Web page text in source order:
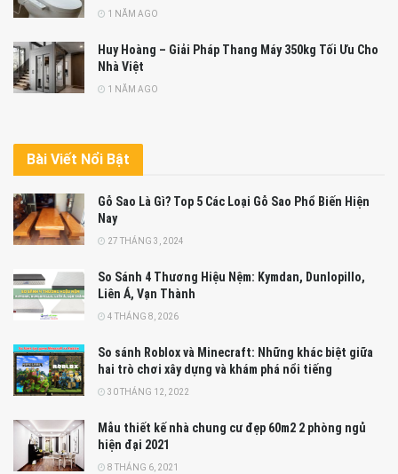
1 NĂM AGO
Huy Hoàng – Giải Pháp Thang Máy 350kg Tối Ưu Cho
Nhà Việt
1 NĂM AGO
Bài Viết Nổi Bật
Gỗ Sao Là Gì? Top 5 Các Loại Gỗ Sao Phổ Biến Hiện
Nay
27 THÁNG 3, 2024
So Sánh 4 Thương Hiệu Nệm: Kymdan, Dunlopillo,
Liên Á, Vạn Thành
4 THÁNG 8, 2026
So sánh Roblox và Minecraft: Những khác biệt giữa
hai trò chơi xây dựng và khám phá nổi tiếng
30 THÁNG 12, 2022
Mẫu thiết kế nhà chung cư đẹp 60m2 2 phòng ngủ
hiện đại 2021
8 THÁNG 6, 2021